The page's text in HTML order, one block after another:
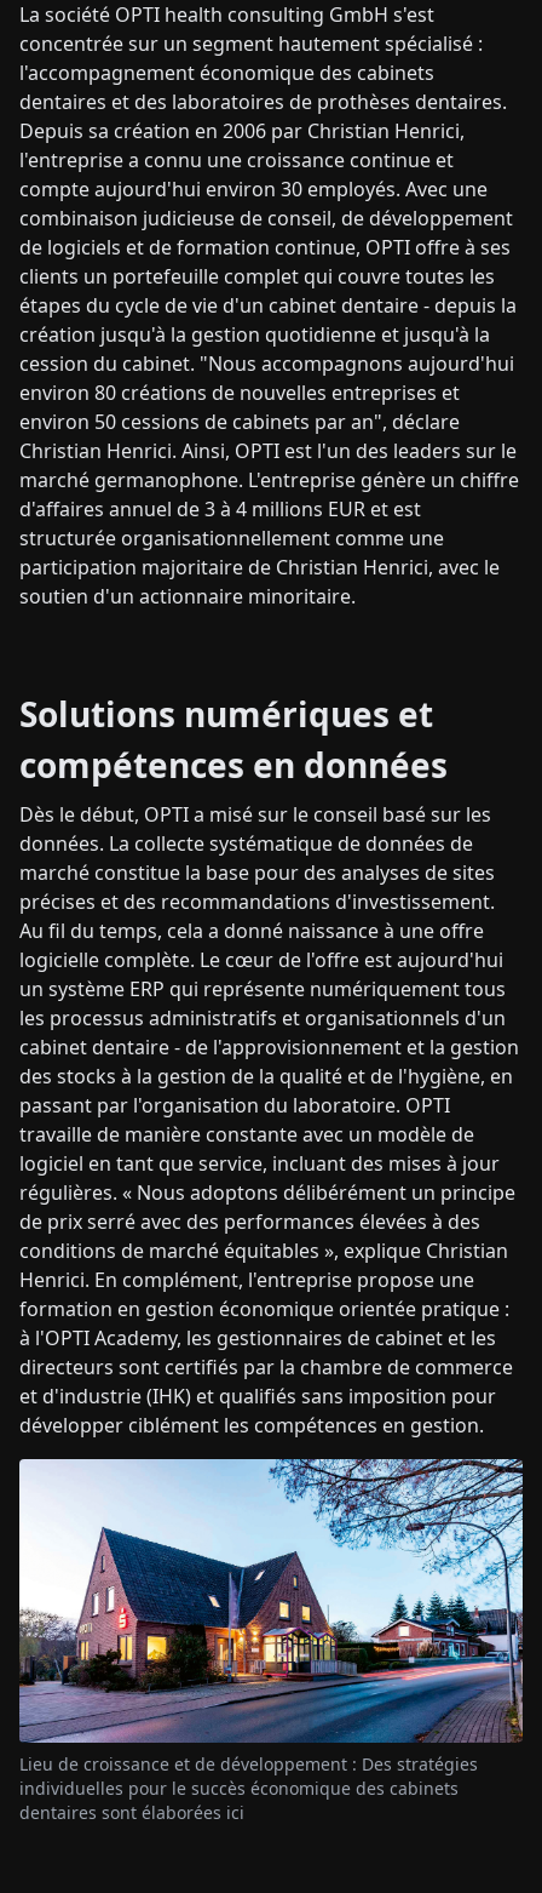
La société OPTI health consulting GmbH s'est
concentrée sur un segment hautement spécialisé :
l'accompagnement économique des cabinets
dentaires et des laboratoires de prothèses dentaires.
Depuis sa création en 2006 par Christian Henrici,
l'entreprise a connu une croissance continue et
compte aujourd'hui environ 30 employés. Avec une
combinaison judicieuse de conseil, de développement
de logiciels et de formation continue, OPTI offre à ses
clients un portefeuille complet qui couvre toutes les
étapes du cycle de vie d'un cabinet dentaire - depuis la
création jusqu'à la gestion quotidienne et jusqu'à la
cession du cabinet. "Nous accompagnons aujourd'hui
environ 80 créations de nouvelles entreprises et
environ 50 cessions de cabinets par an", déclare
Christian Henrici. Ainsi, OPTI est l'un des leaders sur le
marché germanophone. L'entreprise génère un chiffre
d'affaires annuel de 3 à 4 millions EUR et est
structurée organisationnellement comme une
participation majoritaire de Christian Henrici, avec le
soutien d'un actionnaire minoritaire.
Solutions numériques et
compétences en données
Dès le début, OPTI a misé sur le conseil basé sur les
données. La collecte systématique de données de
marché constitue la base pour des analyses de sites
précises et des recommandations d'investissement.
Au fil du temps, cela a donné naissance à une offre
logicielle complète. Le cœur de l'offre est aujourd'hui
un système ERP qui représente numériquement tous
les processus administratifs et organisationnels d'un
cabinet dentaire - de l'approvisionnement et la gestion
des stocks à la gestion de la qualité et de l'hygiène, en
passant par l'organisation du laboratoire. OPTI
travaille de manière constante avec un modèle de
logiciel en tant que service, incluant des mises à jour
régulières. « Nous adoptons délibérément un principe
de prix serré avec des performances élevées à des
conditions de marché équitables », explique Christian
Henrici. En complément, l'entreprise propose une
formation en gestion économique orientée pratique :
à l'OPTI Academy, les gestionnaires de cabinet et les
directeurs sont certifiés par la chambre de commerce
et d'industrie (IHK) et qualifiés sans imposition pour
développer ciblément les compétences en gestion.
Lieu de croissance et de développement : Des stratégies
individuelles pour le succès économique des cabinets
dentaires sont élaborées ici